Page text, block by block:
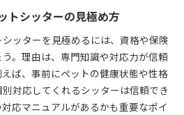
トシッターの見極め方
ッターを見極めるには、資格や保険
。理由は、専門知識や対応力が信頼
ば、事前にペットの健康状態や性格
対応してくれるシッターは信頼でき
応マニュアルがあるかも重要なポイ